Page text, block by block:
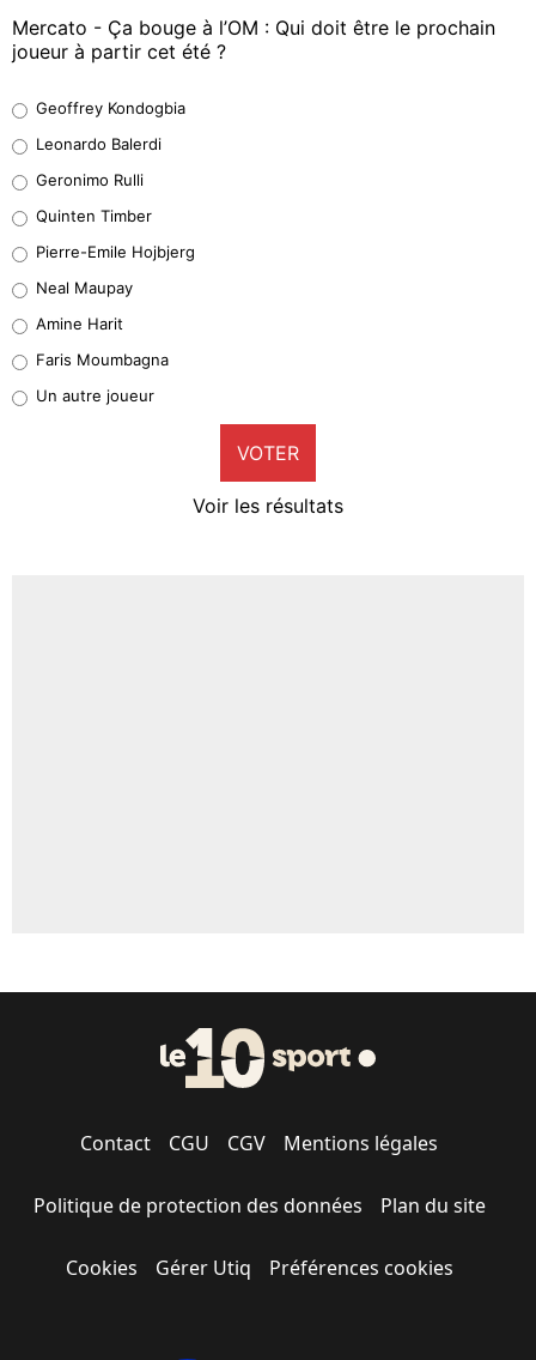
Mercato - Ça bouge à l’OM : Qui doit être le prochain
joueur à partir cet été ?
38%
32%
5%
1%
9%
Geoffrey Kondogbia
Leonardo Balerdi
Geronimo Rulli
Quinten Timber
Pierre-Emile Hojbjerg
Neal Maupay
Amine Harit
Faris Moumbagna
Un autre joueur
VOTER
Voir les résultats
Contact CGU CGV Mentions légales
Politique de protection des données Plan du site
Cookies Gérer Utiq Préférences cookies